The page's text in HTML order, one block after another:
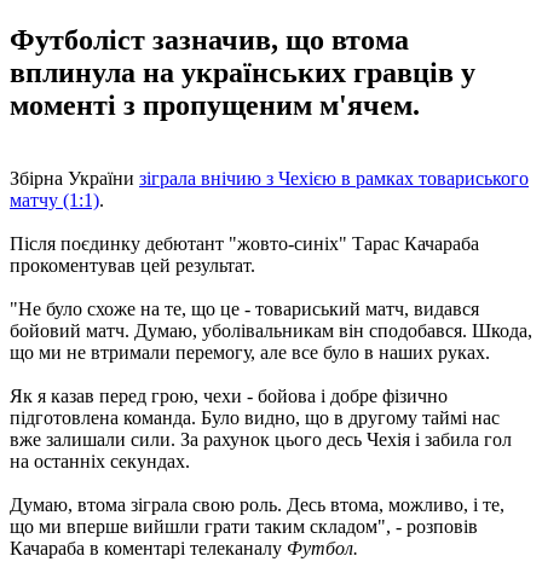
Футболіст зазначив, що втома
вплинула на українських гравців у
моменті з пропущеним м'ячем.
Збірна України зіграла внічию з Чехією в рамках товариського
матчу (1:1).
Після поєдинку дебютант "жовто-синіх" Тарас Качараба
прокоментував цей результат.
"Не було схоже на те, що це - товариський матч, видався
бойовий матч. Думаю, уболівальникам він сподобався. Шкода,
що ми не втримали перемогу, але все було в наших руках.
Як я казав перед грою, чехи - бойова і добре фізично
підготовлена ​​команда. Було видно, що в другому таймі нас
вже залишали сили. За рахунок цього десь Чехія і забила гол
на останніх секундах.
Думаю, втома зіграла свою роль. Десь втома, можливо, і те,
що ми вперше вийшли грати таким складом", - розповів
Качараба в коментарі телеканалу Футбол.